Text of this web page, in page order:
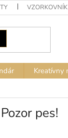
VZORKOVNÍK
Kreatívny
pes!